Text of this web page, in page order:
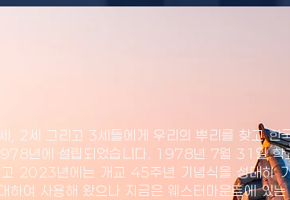
, 2세 그리고 3세들에게 우리의 뿌리를 찾고 한
년에 설립되었습니다. 1978년 7월 31일 학
2023년에는 개교 45주년 기념식을 성대히 가
사용해 왔으나 지금은 웨스터마운트에